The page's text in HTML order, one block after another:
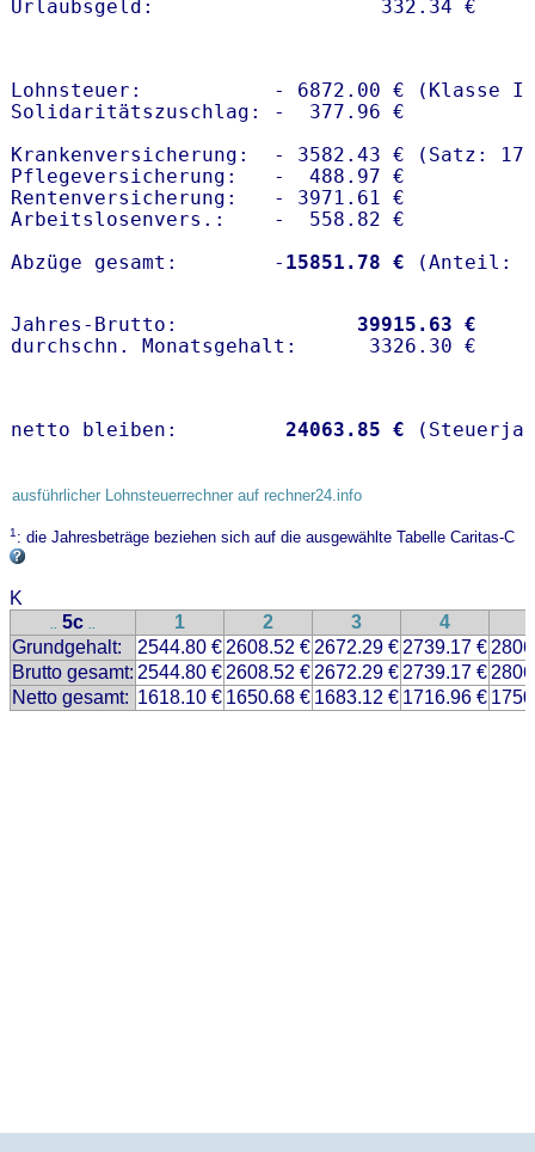
Lohnsteuer:           - 6872.00 € (Klasse I)
Solidaritätszuschlag: -  377.96 €
Krankenversicherung:  - 3582.43 € (Satz:
Pflegeversicherung:   -  488.97 €
Rentenversicherung:   - 3971.61 €
Arbeitslosenvers.:    -  558.82 €
Abzüge gesamt:        - 15851.78 €
Jahres-Brutto: 39915.63 €
netto bleiben: 24063.85 €
ausführlicher Lohnsteuerrechner auf rechner24.info
1: die Jahresbeträge beziehen sich auf die ausgewählte Tabelle Caritas-C
K
.. 5c .. 1 2 3 4
Grundgehalt:
2544.80 € 2608.52 € 2672.29 € 2739.17 €
Brutto gesamt: 2544.80 € 2608.52 € 2672.29 € 2739.17 €
Netto gesamt: 1618.10 € 1650.68 € 1683.12 € 1716.96 €